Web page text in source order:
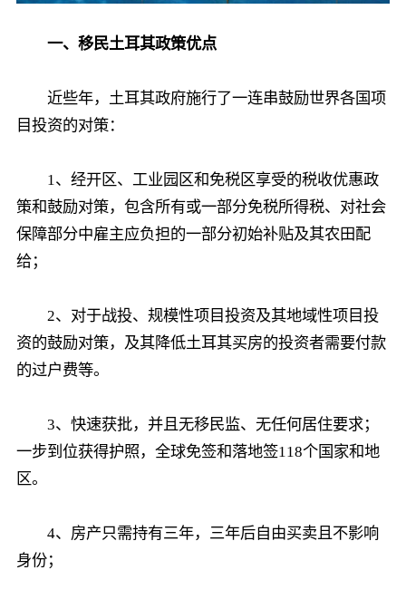
一、移民土耳其政策优点
近些年，土耳其政府施行了一连串鼓励世界各国项
目投资的对策：
1、经开区、工业园区和免税区享受的税收优惠政
策和鼓励对策，包含所有或一部分免税所得税、对社会
保障部分中雇主应负担的一部分初始补贴及其农田配
给；
2、对于战投、规模性项目投资及其地域性项目投
资的鼓励对策，及其降低土耳其买房的投资者需要付款
的过户费等。
3、快速获批，并且无移民监、无任何居住要求；
一步到位获得护照，全球免签和落地签118个国家和地
区。
4、房产只需持有三年，三年后自由买卖且不影响
身份；